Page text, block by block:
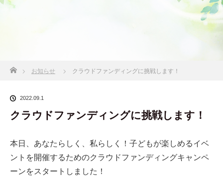
ホーム
お知らせ クラウドファンディングに挑戦します！
2022.09.1
クラウドファンディングに挑戦します！
本日、あなたらしく、私らしく！子どもが楽しめるイベ
ントを開催するためのクラウドファンディングキャンペ
ーンをスタートしました！